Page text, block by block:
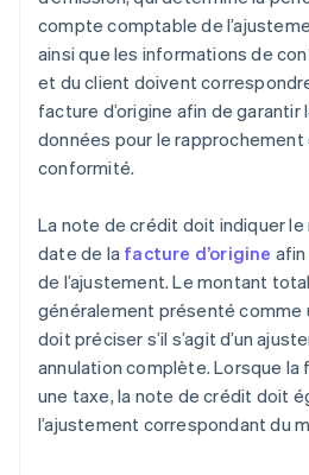
compte comptable de
ainsi que les informations de
et du client doivent
facture d’origine afin de garantir
données pour le
conformité.
La note de crédit doit indiquer le
date de la facture d’origine afin
de l’ajustement. Le montant
généralement présenté comme
doit préciser s’il s’agit d’un
annulation complète. Lorsque la
une taxe, la note de crédit doit
l’ajustement correspondant du